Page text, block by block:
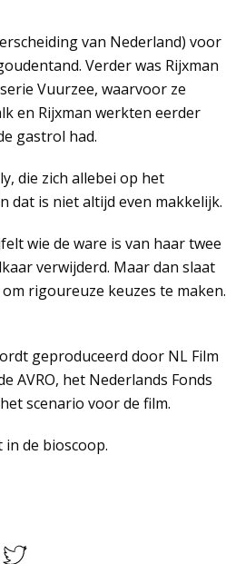
van Nederland) voor
Verder was Rijxman
Vuurzee, waarvoor ze
en Rijxman werkten eerder
gastrol had.
die zich allebei op het
dat is niet altijd even makkelijk.
wie de ware is van haar twee
verwijderd. Maar dan slaat
rigoureuze keuzes te maken.
geproduceerd door NL Film
AVRO, het Nederlands Fonds
scenario voor de film.
de bioscoop.